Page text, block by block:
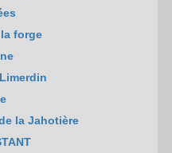
forge
la Jahotière